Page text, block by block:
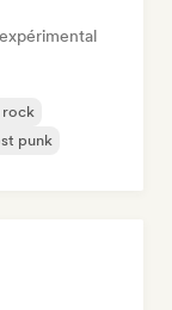
rock
punk